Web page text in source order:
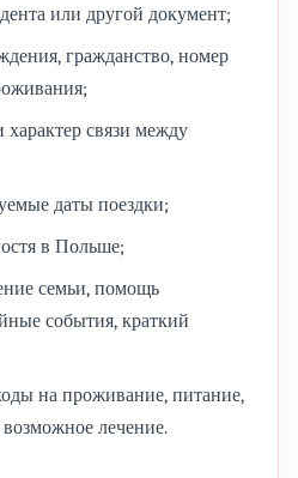
или другой документ;
гражданство, номер
характер связи между
даты поездки;
в Польше;
семьи, помощь
события, краткий
на проживание, питание,
лечение.